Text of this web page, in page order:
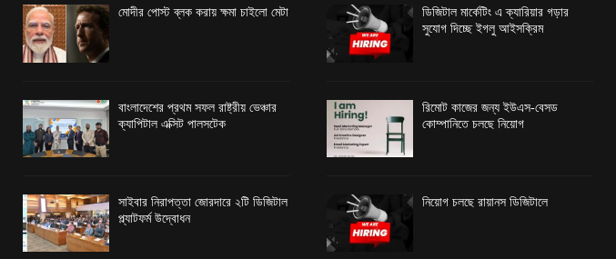
মোদীর পোস্ট ব্লক করায় ক্ষমা চাইলো মেটা
বাংলাদেশের প্রথম সফল রাষ্ট্রীয় ভেঞ্চার
ক্যাপিটাল এক্সিট পালসটেক
সাইবার নিরাপত্তা জোরদারে ২টি ডিজিটাল
প্ল্যাটফর্ম উদ্বোধন
ডিজিটাল মার্কেটিং এ ক্যারিয়ার গড়ার
সুযোগ দিচ্ছে ইগলু আইসক্রিম
রিমোট কাজের জন্য ইউএস-বেসড
কোম্পানিতে চলছে নিয়োগ
নিয়োগ চলছে রায়ানস ডিজিটালে